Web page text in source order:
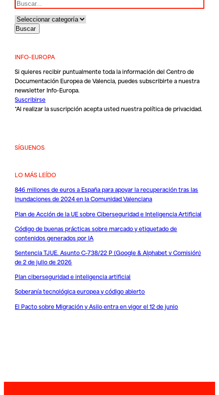
Buscar
INFO-EUROPA
Si quieres recibir puntualmente toda la información del Centro de
Documentación Europea de Valencia, puedes subscribirte a nuestra
newsletter Info-Europa.
Suscribirse
*Al realizar la suscripción acepta usted nuestrapolítica de privacidad.
SÍGUENOS
LO MÁS LEÍDO
846 millones de euros a España para apoyar la recuperación tras las
inundaciones de 2024 en la Comunidad Valenciana
Plan de Acción de la UE sobre Ciberseguridad e Inteligencia Artificial
Código de buenas prácticas sobre marcado y etiquetado de
contenidos generados por IA
Sentencia TJUE. Asunto C-738/22 P (Google & Alphabet v Comisión)
de 2 de julio de 2026
Plan ciberseguridad e inteligencia artificial
Soberanía tecnológica europea y código abierto
El Pacto sobre Migración y Asilo entra en vigor el 12 de junio